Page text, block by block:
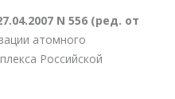
N 556 (ред. от
атомного
Российской